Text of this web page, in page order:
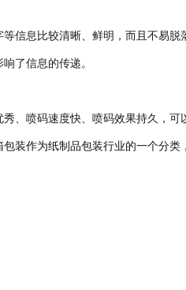
信息比较清晰、鲜明，而且不易
了信息的传递。
、喷码速度快、喷码效果持久，
装作为纸制品包装行业的一个分类